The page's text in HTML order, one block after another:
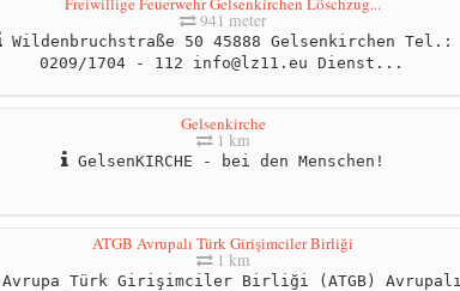
941 meter
Wildenbruchstraße 50 45888 Gelsenkirchen Tel.:
0209/1704 - 112 info@lz11.eu Dienst...
Gelsenkirche
1 km
GelsenKIRCHE - bei den Menschen!
ATGB Avrupalı Türk Girişimciler Birliği
1 km
Avrupa Türk Girişimciler Birliği (ATGB) Avrupalı